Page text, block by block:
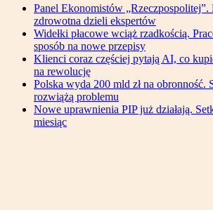
Panel Ekonomistów „Rzeczpospolitej”.
zdrowotna dzieli ekspertów
Widełki płacowe wciąż rzadkością.
sposób na nowe przepisy
Klienci coraz częściej pytają AI, co
na rewolucję
Polska wyda 200 mld zł na obronność.
rozwiążą problemu
Nowe uprawnienia PIP już działają.
miesiąc